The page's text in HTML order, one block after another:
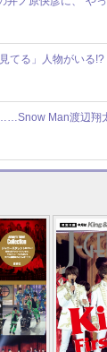
てる」人物がいる
Man渡辺翔